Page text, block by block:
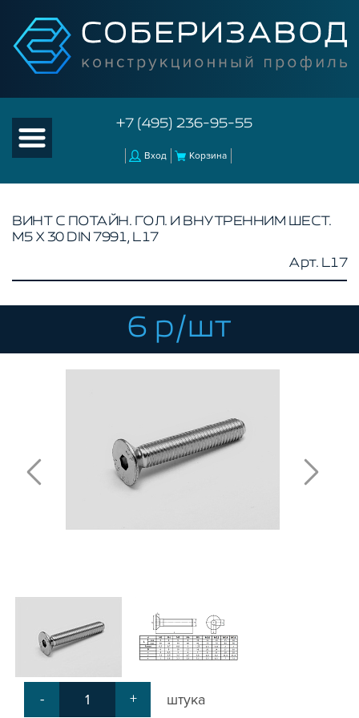
+7 (495) 236-95-55
Вход Корзина
КАТАЛОГ ТОВАРОВ
КОНСТРУКЦИОННЫЙ ПРОФИЛЬ
КОМПЛЕКТУЮЩИЕ К ЧПУ
АКСЕССУАРЫ ДЛЯ V-ПАЗА
Т-БОЛТЫ И Т-ГАЙКИ
СИСТЕМА ТРУБНАЯ МОДУЛЬНАЯ
СИСТЕМА ТРУБНАЯ КОНСТРУКЦИОННАЯ
ВНУТРЕННИЕ УГЛОВЫЕ СОЕДИНИТЕЛИ
АДДИТИВНЫЕ ТОВАРЫ
ОБЩЕСТРОИТЕЛЬНЫЙ ПРОФИЛЬ
ЛИНЕЙНЫЕ СОЕДИНИТЕЛИ
ДОПОЛНИТЕЛЬНАЯ ОБРАБОТКА
ПАРАЛЛЕЛЬНЫЕ СОЕДИНИТЕЛИ
ПРОМЫШЛЕННАЯ МЕБЕЛЬ
ВИНТ С ПОТАЙН. ГОЛ. И ВНУТРЕННИМ ШЕСТ.
М5 Х 30 DIN 7991, L17
Арт. L17
6 р/шт
- + штука